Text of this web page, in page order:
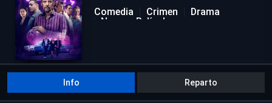
Comedia Crimen
Drama
Nuevas Películas
Info Reparto